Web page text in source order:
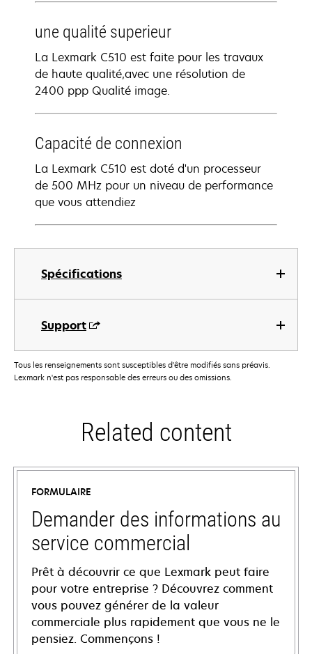
Spécifications
Support
une qualité superieur
La Lexmark C510 est faite pour les travaux
de haute qualité,avec une résolution de
2400 ppp Qualité image.
Capacité de connexion
La Lexmark C510 est doté d'un processeur
de 500 MHz pour un niveau de performance
que vous attendiez
Tous les renseignements sont susceptibles d'être modifiés sans préavis.
Lexmark n'est pas responsable des erreurs ou des omissions.
Related content
FORMULAIRE
Demander des informations au
service commercial
Prêt à découvrir ce que Lexmark peut faire
pour votre entreprise ? Découvrez comment
vous pouvez générer de la valeur
commerciale plus rapidement que vous ne le
pensiez. Commençons !